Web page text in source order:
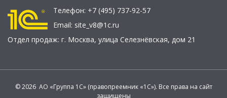
Телефон: +7 (495) 737-92-57
Email: site_v8@1c.ru
Отдел продаж: г. Москва, улица Селезнёвская, дом 21
© 2026 АО «Группа 1С» (правопреемник «1С»). Все права на сайт
защищены